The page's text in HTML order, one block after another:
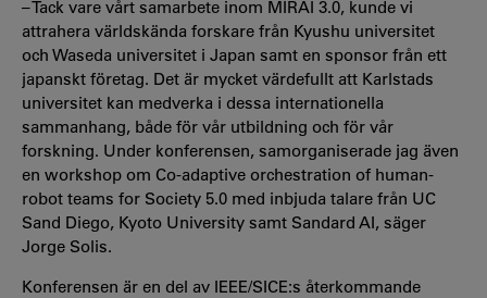
– Tack vare vårt samarbete inom MIRAI 3.0, kunde vi
attrahera världskända forskare från Kyushu universitet
och Waseda universitet i Japan samt en sponsor från ett
japanskt företag. Det är mycket värdefullt att Karlstads
universitet kan medverka i dessa internationella
sammanhang, både för vår utbildning och för vår
forskning. Under konferensen, samorganiserade jag även
en workshop om Co-adaptive orchestration of human-
robot teams for Society 5.0 med inbjuda talare från UC
Sand Diego, Kyoto University samt Sandard AI, säger
Jorge Solis.
Konferensen är en del av IEEE/SICE:s återkommande